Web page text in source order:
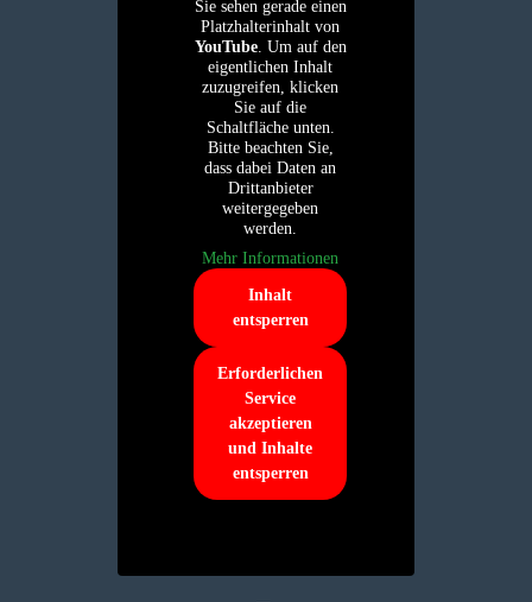
Sie sehen gerade einen
Platzhalterinhalt von
YouTube. Um auf den
eigentlichen Inhalt
zuzugreifen, klicken
Sie auf die
Schaltfläche unten.
Bitte beachten Sie,
dass dabei Daten an
Drittanbieter
weitergegeben
werden.
Mehr Informationen
Inhalt
entsperren
Erforderlichen
Service
akzeptieren
und Inhalte
entsperren